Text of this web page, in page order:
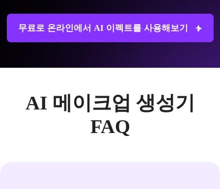
무료로 온라인에서 AI 이펙트를 사용해보기
AI 메이크업 생성기
FAQ